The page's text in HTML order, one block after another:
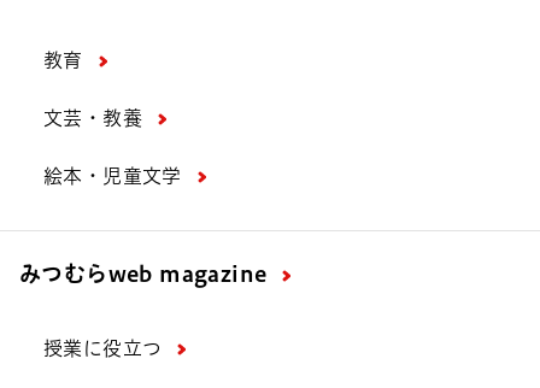
教育
文芸・教養
絵本・児童文学
みつむらweb magazine
授業に役立つ